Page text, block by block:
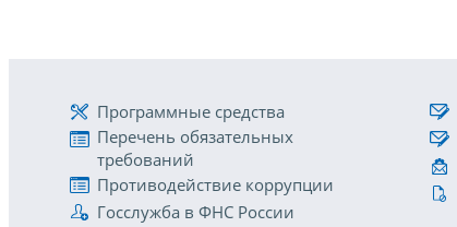
Программные средства
Перечень обязательных
требований
Противодействие коррупции
Госслужба в ФНС России